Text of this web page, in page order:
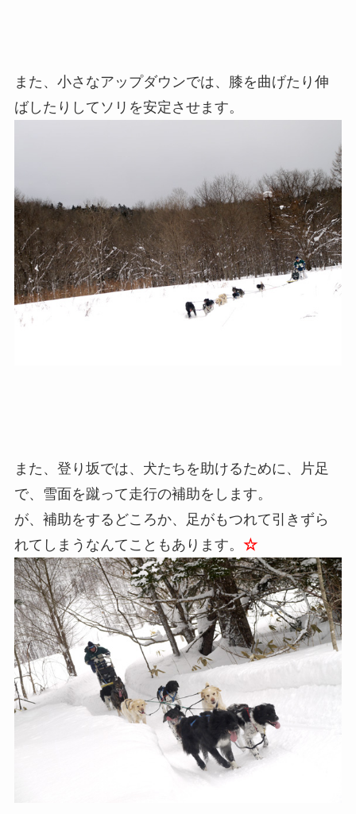
また、小さなアップダウンでは、膝を曲げたり伸
ばしたりしてソリを安定させます。
また、登り坂では、犬たちを助けるために、片足
で、雪面を蹴って走行の補助をします。
が、補助をするどころか、足がもつれて引きずら
れてしまうなんてこともあります。 ☆